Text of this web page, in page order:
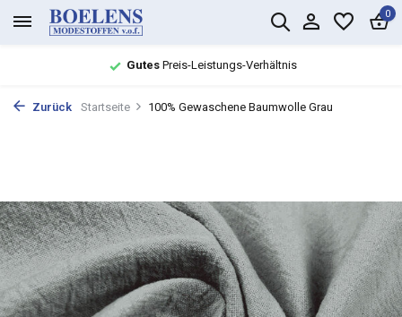
0
GutesPreis-Leistungs-Verhältnis
Zurück Startseite 100% Gewaschene Baumwolle Grau